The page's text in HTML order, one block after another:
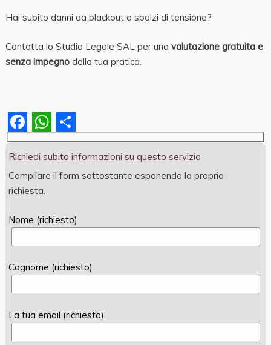
Hai subito danni da blackout o sbalzi di tensione?
Contatta lo Studio Legale SAL per una valutazione gratuita e
senza impegnodella tua pratica.
Facebook
WhatsApp
Share
Richiedi subito informazioni su questo servizio
Compilare il form sottostante esponendo la propria
richiesta.
Nome (richiesto)
Cognome (richiesto)
La tua email (richiesto)